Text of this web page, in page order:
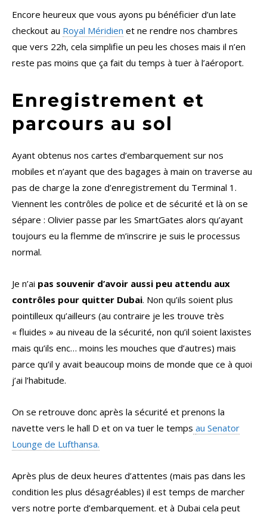
Encore heureux que vous ayons pu bénéficier d’un late
checkout au Royal Méridien et ne rendre nos chambres
que vers 22h, cela simplifie un peu les choses mais il n’en
reste pas moins que ça fait du temps à tuer à l’aéroport.
Enregistrement et
parcours au sol
Ayant obtenus nos cartes d’embarquement sur nos
mobiles et n’ayant que des bagages à main on traverse au
pas de charge la zone d’enregistrement du Terminal 1.
Viennent les contrôles de police et de sécurité et là on se
sépare : Olivier passe par les SmartGates alors qu’ayant
toujours eu la flemme de m’inscrire je suis le processus
normal.
Je n’ai pas souvenir d’avoir aussi peu attendu aux
contrôles pour quitter Dubai. Non qu’ils soient plus
pointilleux qu’ailleurs (au contraire je les trouve très
« fluides » au niveau de la sécurité, non qu’il soient laxistes
mais qu’ils enc… moins les mouches que d’autres) mais
parce qu’il y avait beaucoup moins de monde que ce à quoi
j’ai l’habitude.
On se retrouve donc après la sécurité et prenons la
navette vers le hall D et on va tuer le temps au Senator
Lounge de Lufthansa.
Après plus de deux heures d’attentes (mais pas dans les
condition les plus désagréables) il est temps de marcher
vers notre porte d’embarquement. et à Dubai cela peut